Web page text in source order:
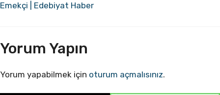
Emekçi | Edebiyat Haber
Yorum Yapın
Yorum yapabilmek için oturum açmalısınız.